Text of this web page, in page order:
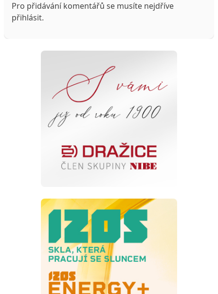
Pro přidávání komentářů se musíte nejdříve
přihlásit.